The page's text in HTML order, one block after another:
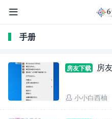

手册
房友下载 房
 小小白西柚